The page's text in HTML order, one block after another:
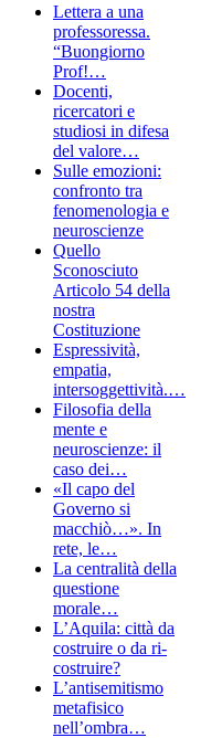
Lettera a una
professoressa.
“Buongiorno
Prof!…
Docenti,
ricercatori e
studiosi in difesa
del valore…
Sulle emozioni:
confronto tra
fenomenologia e
neuroscienze
Quello
Sconosciuto
Articolo 54 della
nostra
Costituzione
Espressività,
empatia,
intersoggettività.…
Filosofia della
mente e
neuroscienze: il
caso dei…
«Il capo del
Governo si
macchiò…». In
rete, le…
La centralità della
questione
morale…
L’Aquila: città da
costruire o da ri-
costruire?
L’antisemitismo
metafisico
nell’ombra…